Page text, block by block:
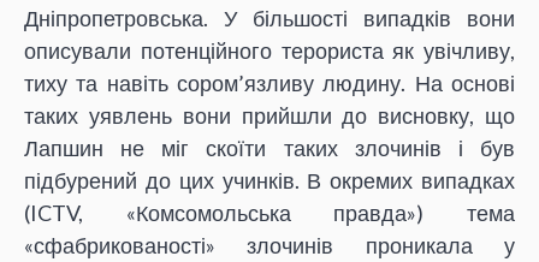
Дніпропетровська. У більшості випадків вони
описували потенційного терориста як увічливу,
тиху та навіть сором’язливу людину. На основі
таких уявлень вони прийшли до висновку, що
Лапшин не міг скоїти таких злочинів і був
підбурений до цих учинків. В окремих випадках
(ICTV, «Комсомольська правда») тема
«сфабрикованості» злочинів проникала у